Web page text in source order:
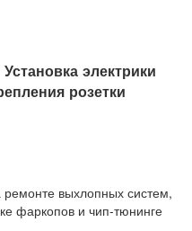
электрики
розетки
ремонте выхлопных систем,
фаркопов и чип-тюнинге